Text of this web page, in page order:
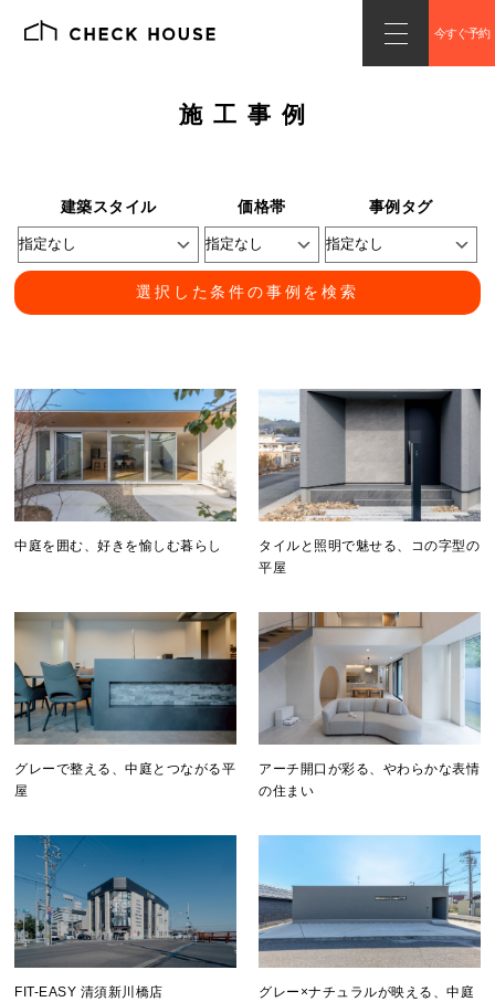
今すぐ予約
施工事例
建築スタイル 価格帯 事例タグ
選択した条件の事例を検索
中庭を囲む、好きを愉しむ暮らし
タイルと照明で魅せる、コの字型の
平屋
グレーで整える、中庭とつながる平
屋
アーチ開口が彩る、やわらかな表情
の住まい
FIT-EASY 清須新川橋店
グレー×ナチュラルが映える、中庭